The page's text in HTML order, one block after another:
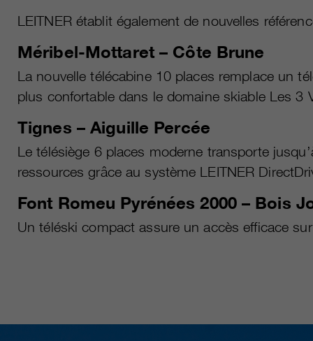
LEITNER établit également de nouvelles
Méribel-Mottaret – Côte Brune
La nouvelle télécabine 10 places remplace un
plus confortable dans le domaine skiable Les 3
Tignes – Aiguille Percée
Le télésiège 6 places moderne transporte
ressources grâce au système LEITNER
Font Romeu Pyrénées 2000 – Bois
Un téléski compact assure un accès efficace